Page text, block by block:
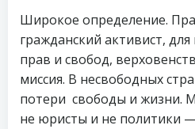
Широкое определение.
гражданский активист,
прав и свобод,
миссия. В несвободных
потери свободы и жизни.
не юристы и не политики